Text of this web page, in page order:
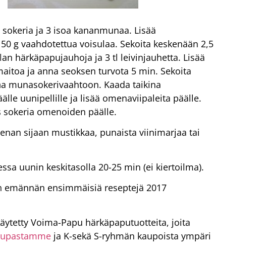
ja 3 isoa kananmunaa. Lisää
g vaahdotettua voisulaa. Sekoita keskenään 2,5
härkäpapujauhoja ja 3 tl leivinjauhetta. Lisää
ja anna seoksen turvota 5 min. Sekoita
munasokerivaahtoon. Kaada taikina
uunipellille ja lisää omenaviipaleita päälle.
sokeria omenoiden päälle.
sijaan mustikkaa, punaista viinimarjaa tai
uunin keskitasolla 20-25 min (ei kiertoilma).
emännän ensimmäisiä reseptejä 2017
Voima-Papu härkäpaputuotteita, joita
ja K-sekä S-ryhmän kaupoista ympäri